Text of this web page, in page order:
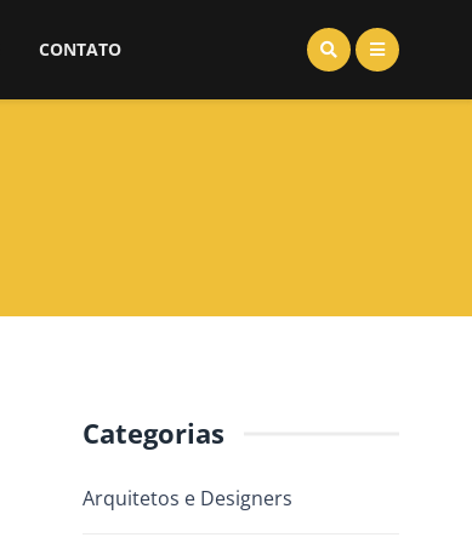
CONTATO
Categorias
Arquitetos e Designers